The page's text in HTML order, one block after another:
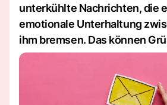
unterkühlte Nachrichten, die
emotionale Unterhaltung
ihm bremsen. Das können